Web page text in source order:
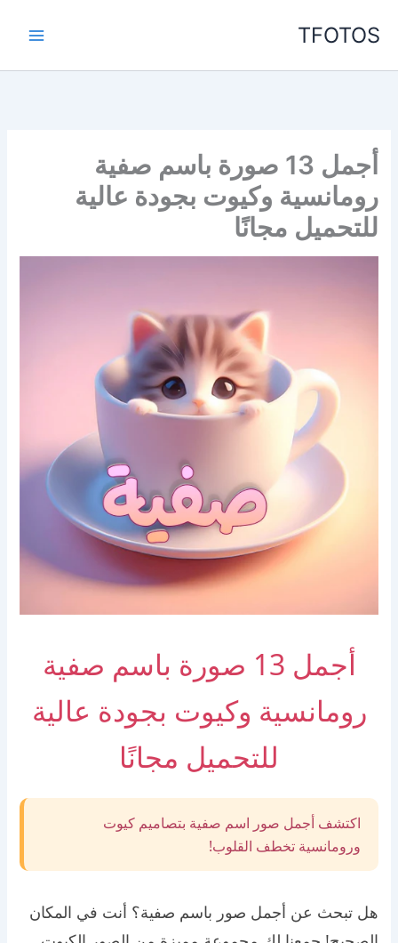
TFOTOS
أجمل 13 صورة باسم صفية
رومانسية وكيوت بجودة عالية
للتحميل مجانًا
أجمل 13 صورة باسم صفية
رومانسية وكيوت بجودة عالية
للتحميل مجانًا
اكتشف أجمل صور اسم صفية بتصاميم كيوت
ورومانسية تخطف القلوب!
هل تبحث عن أجمل صور باسم صفية؟ أنت في المكان